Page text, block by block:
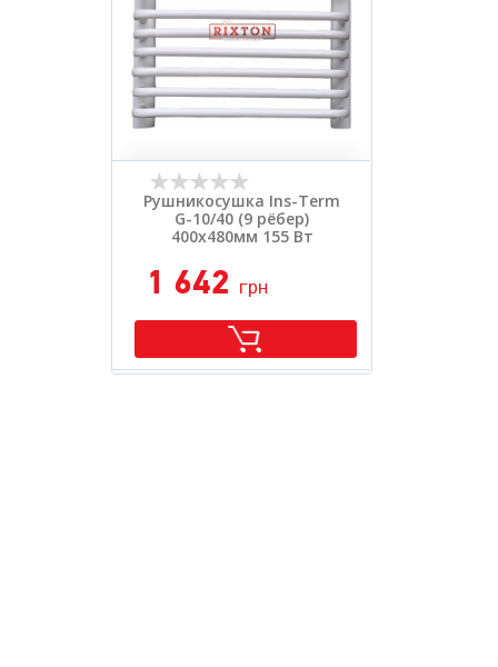
Рушникосушка Ins-Term
G-10/40 (9 рёбер)
400х480мм 155 Вт
1 642 грн